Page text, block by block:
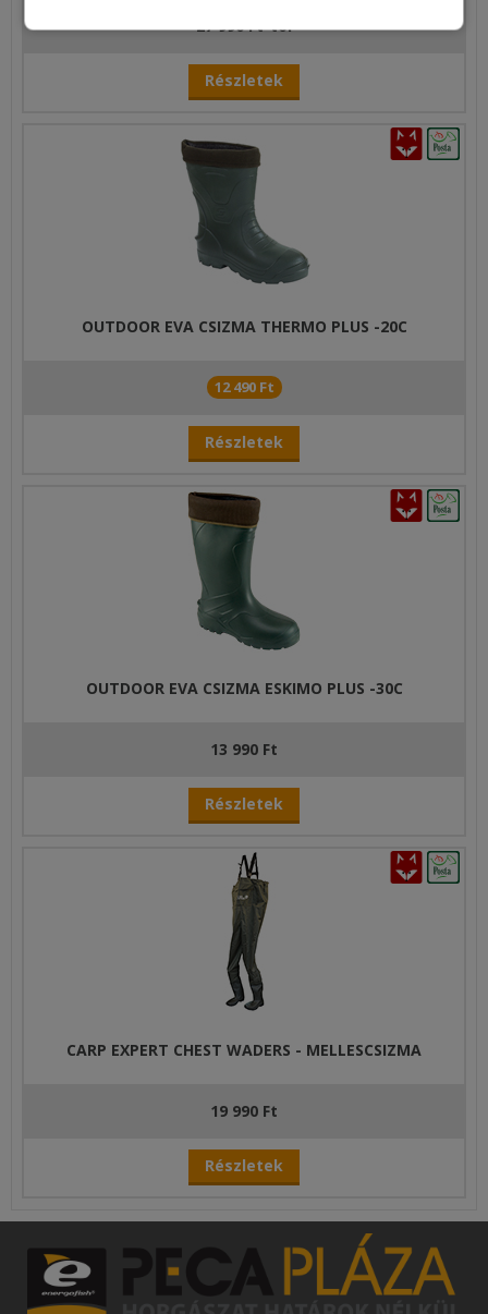
27 990 Ft-tól
Részletek
OUTDOOR EVA CSIZMA THERMO PLUS -20C
12 490 Ft
Részletek
OUTDOOR EVA CSIZMA ESKIMO PLUS -30C
13 990 Ft
Részletek
CARP EXPERT CHEST WADERS - MELLESCSIZMA
19 990 Ft
Részletek